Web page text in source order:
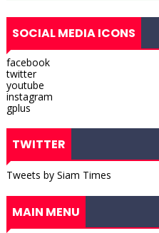
SOCIAL MEDIA ICONS
facebook
twitter
youtube
instagram
gplus
TWITTER
Tweets by Siam Times
MAIN MENU